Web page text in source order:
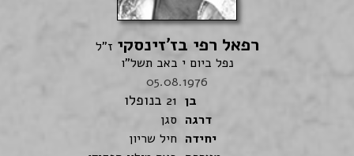
חיפוש
רפאל רפי בז'זינסקי ז"ל
נפל ביום י באב תשל"ו
05.08.1976
בן 21 בנופלו
דרגה סגן
יחידה חיל שריון